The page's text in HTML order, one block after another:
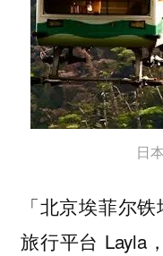
日
「北京埃菲尔
旅行平台 Layla